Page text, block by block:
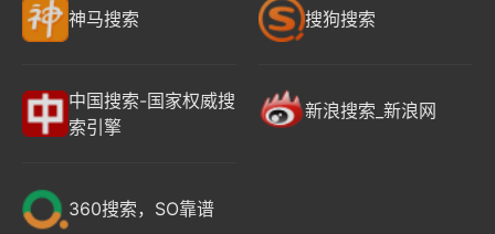
神马搜索 搜狗搜索
中国搜索-国家权威搜
索引擎
新浪搜索_新浪网
360搜索，SO靠谱